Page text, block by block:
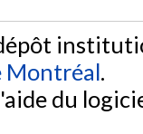
Montréal.
du